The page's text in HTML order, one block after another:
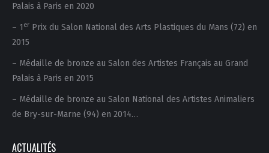
Palais à Paris en 2020
– 1 er Prix du Salon National des Arts Plastiques du Mans (72) en
2015
– Médaille de bronze au Salon des Artistes Français au Grand
Palais à Paris en 2015
– Médaille de bronze au Salon National des Artistes Animaliers
de Bry-sur-Marne (94) en 2014…
ACTUALITÉS